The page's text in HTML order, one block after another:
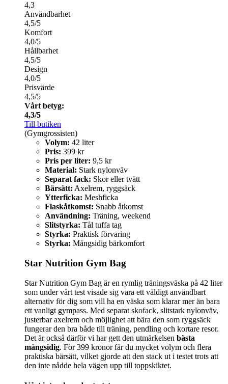
4,3
Användbarhet
4,5/5
Komfort
4,0/5
Hållbarhet
4,5/5
Design
4,0/5
Prisvärde
4,5/5
Vårt betyg:
4,3/5
Till butiken
(Gymgrossisten)
Volym: 42 liter
Pris: 399 kr
Pris per liter: 9,5 kr
Material: Stark nylonväv
Separat fack: Skor eller tvätt
Bärsätt: Axelrem, ryggsäck
Ytterficka: Meshficka
Flaskåtkomst: Snabb åtkomst
Användning: Träning, weekend
Slitstyrka: Tål tuffa tag
Styrka: Praktisk förvaring
Styrka: Mångsidig bärkomfort
Star Nutrition Gym Bag
Star Nutrition Gym Bag är en rymlig träningsväska på 42 liter
som under vårt test visade sig vara ett väldigt användbart
alternativ för dig som vill ha en väska som klarar mer än bara
ett vanligt gympass. Med separat skofack, slitstark nylonväv,
justerbar axelrem och möjlighet att bära den som ryggsäck
fungerar den bra både till träning, pendling och kortare resor.
Det är också därför vi har gett den utmärkelsen bästa
mångsidig. För 399 kronor får du mycket volym och flera
praktiska bärsätt, vilket gjorde att den stack ut i testet trots att
den inte nådde hela vägen upp till toppskiktet.